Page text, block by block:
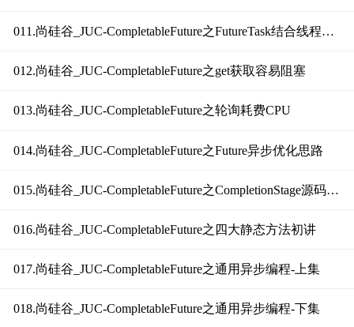
011.尚硅谷_JUC-CompletableFuture之FutureTask结合线程池提升性能
012.尚硅谷_JUC-CompletableFuture之get获取容易阻塞
013.尚硅谷_JUC-CompletableFuture之轮询耗费CPU
014.尚硅谷_JUC-CompletableFuture之Future异步优化思路
015.尚硅谷_JUC-CompletableFuture之CompletionStage源码分析
016.尚硅谷_JUC-CompletableFuture之四大静态方法初讲
017.尚硅谷_JUC-CompletableFuture之通用异步编程-上集
018.尚硅谷_JUC-CompletableFuture之通用异步编程-下集